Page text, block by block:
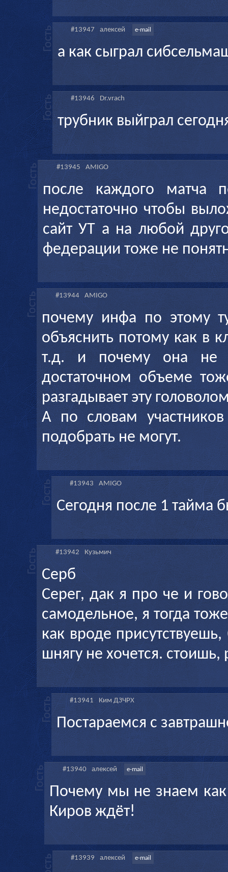
#13947 алексей e-mail
а как сыграл
#13946 Dr.vrach
трубник выйграл
#13945 AMIGO
после каждого матча
недостаточно чтобы
сайт УТ а на любой
федерации тоже не
#13944 AMIGO
почему инфа по этому
объяснить потому как в
т.д. и почему она не
достаточном объеме
разгадывает эту
А по словам
подобрать не могут.
#13943 AMIGO
Сегодня после 1 тайма
#13942 Кузьмич
Серб
Серег, дак я про че и
самодельное, я тогда
как вроде
шнягу не хочется.
#13941 Ким ДЗЧРХ
Постараемся с
#13940 алексей e-mail
Почему мы не знаем как
Киров ждёт!
#13939 алексей e-mail